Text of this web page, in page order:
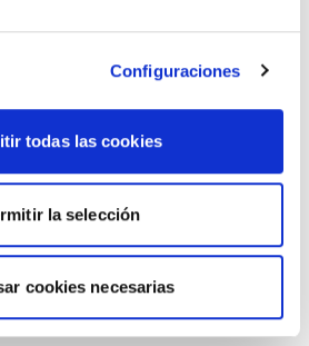
Configuraciones
todas las cookies
la selección
cookies necesarias